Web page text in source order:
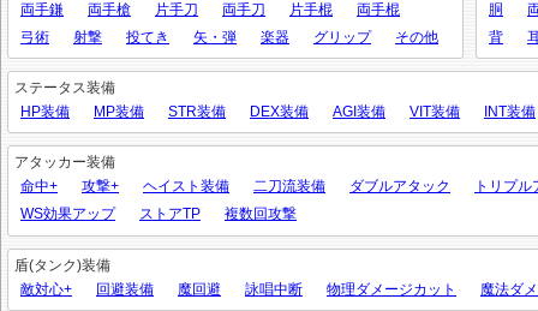
両手鎌
両手槍 片手刀 両手刀 片手棍
両手棍
弓術
射撃 投てき 矢・弾 楽器 グリップ その他
胴
背
ステータス装備
HP装備
MP装備 STR装備 DEX装備 AGI装備 VIT装備 INT装備
アタッカー装備
命中+
攻撃+ ヘイスト装備 二刀流装備 ダブルアタック
トリプル
WS効果アップ
ストアTP 複数回攻撃
盾(タンク)装備
敵対心+
回避装備 魔回避 詠唱中断 物理ダメージカット 魔法ダ